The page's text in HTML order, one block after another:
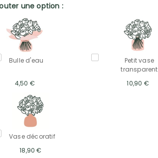
une option :
Bulle d'eau
4,50 €
Petit vase
transparent
10,90 €
Vase décoratif
18,90 €